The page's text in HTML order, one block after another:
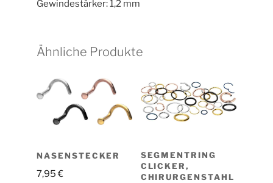
Gewindestärker: 1,2 mm
Ähnliche Produkte
NASENSTECKER
7,95€
SEGMENTRING
CLICKER,
CHIRURGENSTAHL